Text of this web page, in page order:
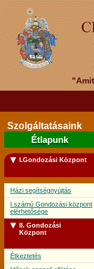
Szolgáltatásaink
Étlapunk
I.Gondozási Központ
Házi segítségnyújtás
I.számú Gondozási központ
elérhetősége
II. Gondozási
Központ
Étkeztetés